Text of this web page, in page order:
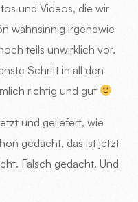
und Videos, die wir
wahnsinnig irgendwie
teils unwirklich vor.
Schritt in all den
richtig und gut
und geliefert, wie
gedacht, das ist jetzt
Falsch gedacht. Und